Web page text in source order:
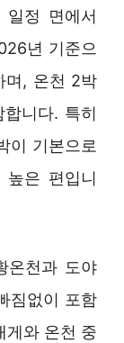
정 면에서
년 기준으
며, 온천 2박
니다. 특히
이 기본으로
높은 편입니
온천과 도야
짐없이 포함
게와 온천 중